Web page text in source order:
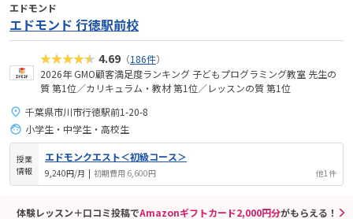
エドモンド
エドモンド 行徳駅前校
★★★★★ 4.69（186件）
2026年 GMO顧客満足度ランキング 子どもプログラミング教室 先生の
質 第1位／カリキュラム・教材 第1位／レッスンの質 第1位
千葉県市川市行徳駅前1-20-8
小学生・中学生・高校生
授業
情報
エドモンクエスト＜初級コース＞
9,240円/月 | 初期費用 6,600円 他1件
体験レッスン＋口コミ投稿でAmazonギフトカード2,000円分がもらえる！